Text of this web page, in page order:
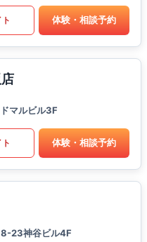
体験・相談予約
マルビル3F
体験・相談予約
8-23神谷ビル4F